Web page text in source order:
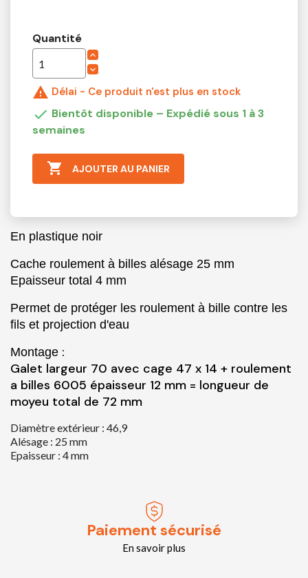
Quantité
 Délai - Ce produit n'est plus en stock
 Bientôt disponible – Expédié sous 1 à 3
semaines
 AJOUTER AU PANIER
En plastique noir
Cache roulement à billes alésage 25 mm
Epaisseur total 4 mm
Permet de protéger les roulement à bille contre les
fils et projection d'eau
Montage :
Galet largeur 70 avec cage 47 x 14 + roulement
a billes 6005 épaisseur 12 mm = longueur de
moyeu total de 72 mm
Diamètre extérieur : 46,9
Alésage : 25 mm
Epaisseur : 4 mm
Paiement sécurisé
En savoir plus